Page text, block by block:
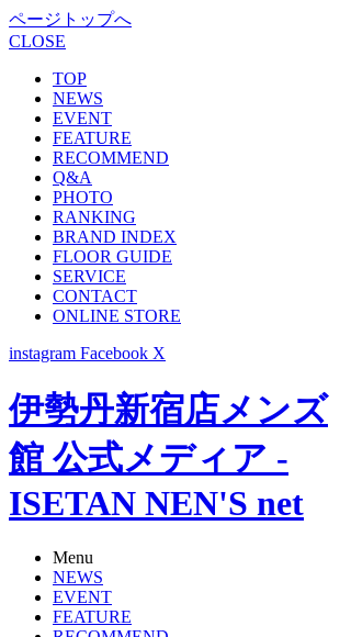
ページトップへ
CLOSE
TOP
NEWS
EVENT
FEATURE
RECOMMEND
Q&A
PHOTO
RANKING
BRAND INDEX
FLOOR GUIDE
SERVICE
CONTACT
ONLINE STORE
instagram Facebook X
伊勢丹新宿店メンズ
館 公式メディア -
ISETAN NEN'S net
Menu
NEWS
EVENT
FEATURE